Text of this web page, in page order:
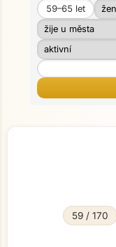
Věk od
Věk do
59–65 let
59 / 170